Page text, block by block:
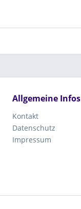
Allgemeine Infos
Kontakt
Datenschutz
Impressum